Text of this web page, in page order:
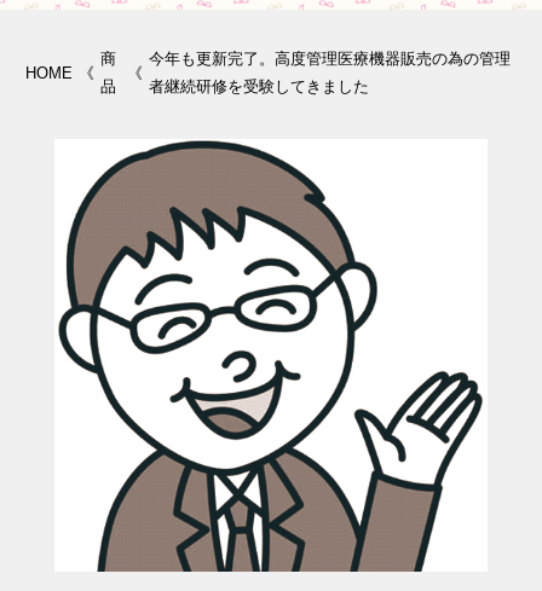
HOME 《
商
品
《
今年も更新完了。高度管理医療機器販売の為の管理
者継続研修を受験してきました